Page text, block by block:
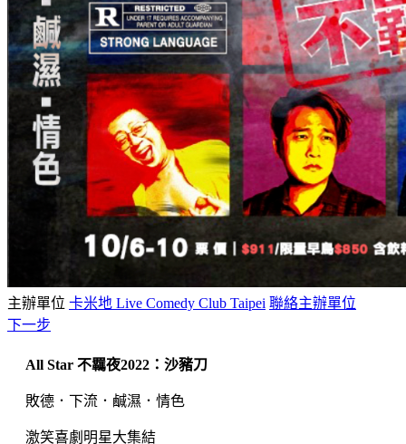
主辦單位 卡米地 Live Comedy Club Taipei 聯絡主辦單位
下一步
All Star 不羈夜2022：沙豬刀
敗德．下流．鹹濕．情色
激笑喜劇明星大集結